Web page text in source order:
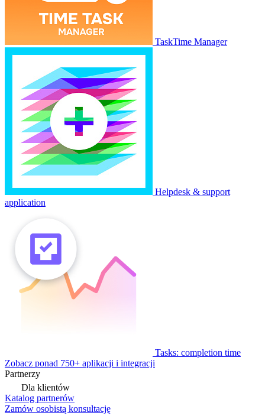
TaskTime Manager
Helpdesk & support
application
Tasks: completion time
Zobacz ponad 750+ aplikacji i integracji
Partnerzy
Dla klientów
Katalog partnerów
Zamów osobistą konsultację